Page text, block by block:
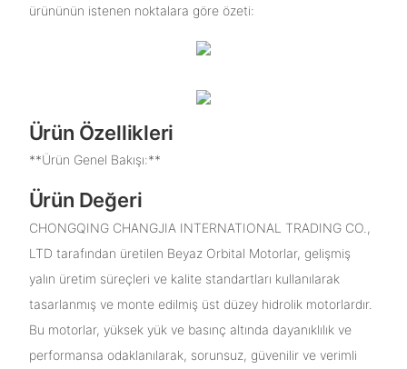
ürününün istenen noktalara göre özeti:
Ürün Özellikleri
**Ürün Genel Bakışı:**
Ürün Değeri
CHONGQING CHANGJIA INTERNATIONAL TRADING CO.,
LTD tarafından üretilen Beyaz Orbital Motorlar, gelişmiş
yalın üretim süreçleri ve kalite standartları kullanılarak
tasarlanmış ve monte edilmiş üst düzey hidrolik motorlardır.
Bu motorlar, yüksek yük ve basınç altında dayanıklılık ve
performansa odaklanılarak, sorunsuz, güvenilir ve verimli